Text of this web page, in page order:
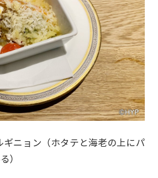
ギニョン（ホタテと海老の上にパ
）